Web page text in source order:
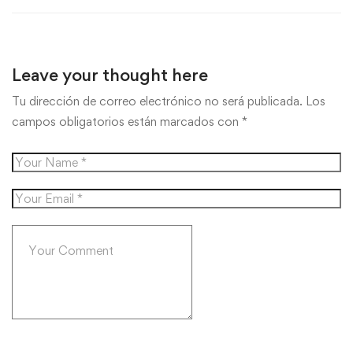
Leave your thought here
Tu dirección de correo electrónico no será publicada. Los
campos obligatorios están marcados con *